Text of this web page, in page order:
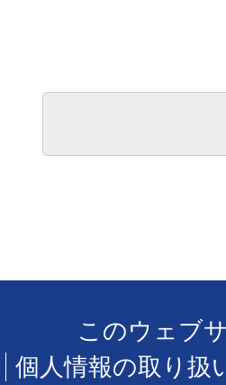
このウェブ
個人情報の取り扱